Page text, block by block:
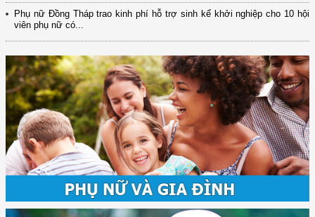
Phụ nữ Đồng Tháp trao kinh phí hỗ trợ sinh kế khởi nghiệp cho 10 hội
viên phụ nữ có...